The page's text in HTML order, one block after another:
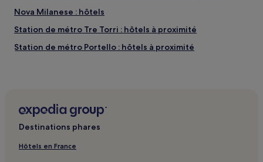
Nova Milanese : hôtels
Station de métro Tre Torri : hôtels à proximité
Station de métro Portello : hôtels à proximité
Cinisello Balsamo : hôtels Hôtels pour faire du shopping
Station de métro Gioia : hôtels à proximité
Parc des expositions Fiera Milano : hôtels à proximité
Destinations phares
Hôtels en France